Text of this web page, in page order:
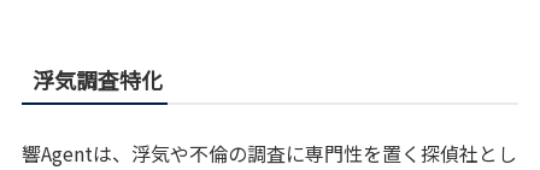
浮気調査特化
響Agentは、浮気や不倫の調査に専門性を置く探偵社とし